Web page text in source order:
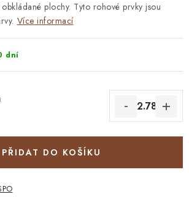
plochy. Tyto rohové prvky jsou
Více informací
dní
PŘIDAT DO KOŠÍKU